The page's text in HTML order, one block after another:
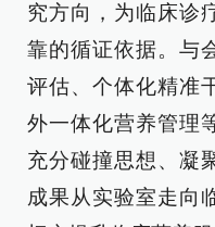
究方向，为临床诊
靠的循证依据。与
评估、个体化精准
外一体化营养管理
充分碰撞思想、凝
成果从实验室走向